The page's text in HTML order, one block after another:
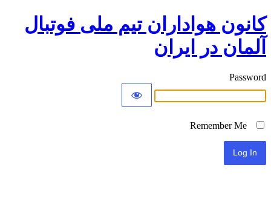
کانون هواداران تیم ملی فوتبال
آلمان در ایران
Password
Remember Me